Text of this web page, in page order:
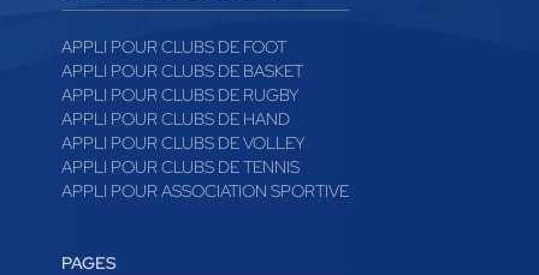
APPLI POUR CLUBS DE FOOT
APPLI POUR CLUBS DE BASKET
APPLI POUR CLUBS DE RUGBY
APPLI POUR CLUBS DE HAND
APPLI POUR CLUBS DE VOLLEY
APPLI POUR CLUBS DE TENNIS
APPLI POUR ASSOCIATION SPORTIVE
PAGES